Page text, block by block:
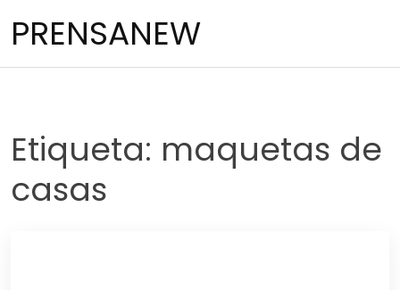
PRENSANEW
Etiqueta: maquetas de
casas